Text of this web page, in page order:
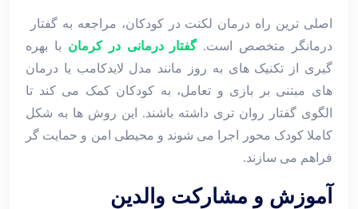
اصلی ‌ترین راه درمان لکنت در کودکان، مراجعه به گفتار
درمانگر متخصص است.گفتار درمانی در کرمان با بهره
‌گیری از تکنیک ‌های به‌ روز مانند مدل لایدکامب یا درمان
های مبتنی بر بازی و تعامل، به کودکان کمک می ‌کند تا
الگوی گفتار روان ‌تری داشته باشند. این روش ‌ها به شکل
کاملا کودک ‌محور اجرا می ‌شوند و محیطی امن و حمایت ‌گر
فراهم می ‌سازند.
آموزش و مشارکت والدین